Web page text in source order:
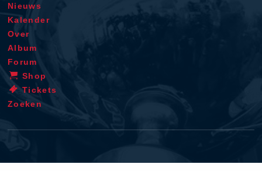
Nieuws
Kalender
Over
Album
Forum
Shop
Tickets
Zoeken